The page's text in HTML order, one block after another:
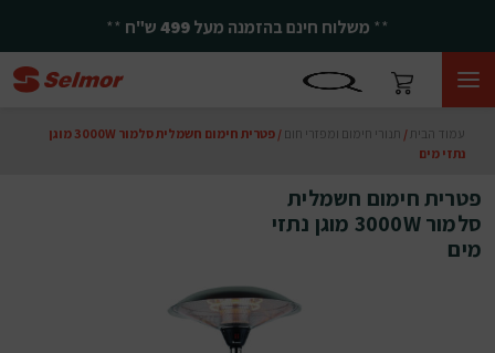
** משלוח חינם בהזמנה מעל499ש"ח **
עמוד הבית / תנורי חימום ומפזרי חום
/ פטרית חימום חשמלית סלמור 3000W מוגן
נתזי מים
פטרית חימום חשמלית
סלמור 3000W מוגן נתזי
מים